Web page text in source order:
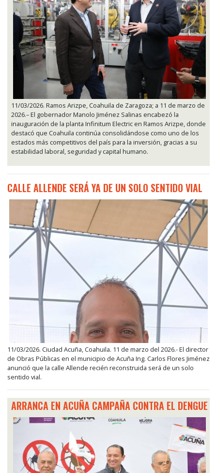
11/03/2026. Ramos Arizpe, Coahuila de Zaragoza; a 11 de marzo de
2026.– El gobernador Manolo Jiménez Salinas encabezó la
inauguración de la planta Infinitum Electric en Ramos Arizpe, donde
destacó que Coahuila continúa consolidándose como uno de los
estados más competitivos del país para la inversión, gracias a su
estabilidad laboral, seguridad y capital humano.
CALLE ALLENDE SERÁ YA DE UN SOLO SENTIDO VIAL
11/03/2026. Ciudad Acuña, Coahuila. 11 de marzo del 2026.- El director
de Obras Públicas en el municipio de Acuña Ing. Carlos Flores Jiménez
anunció que la calle Allende recién reconstruida será de un solo
sentido vial.
ARRANCA EN ACUÑA CAMPAÑA CONTRA EL DENGUE